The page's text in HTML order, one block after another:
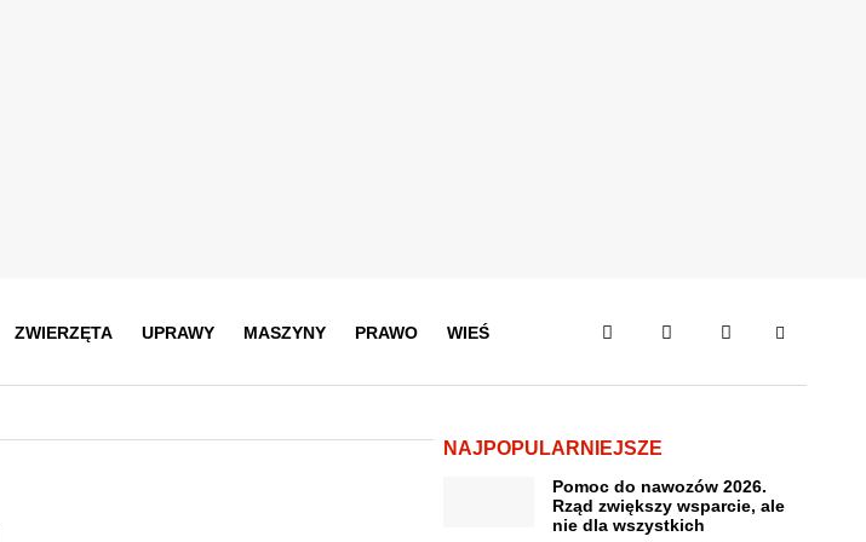
ZWIERZĘTA UPRAWY MASZYNY PRAWO WIEŚ
NAJPOPULARNIEJSZE
Pomoc do nawozów 2026.
Rząd zwiększy wsparcie, ale
nie dla wszystkich